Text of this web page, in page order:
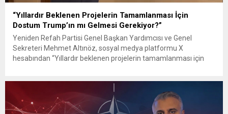
“Yıllardır Beklenen Projelerin Tamamlanması İçin
Dostum Trump’ın mı Gelmesi Gerekiyor?”
Yeniden Refah Partisi Genel Başkan Yardımcısı ve Genel
Sekreteri Mehmet Altınöz, sosyal medya platformu X
hesabından “Yıllardır beklenen projelerin tamamlanması için
tamamlanamayan kamu yatırımlarını eleştirdi. Altınöz, birçok
önemli ulaşım ve...